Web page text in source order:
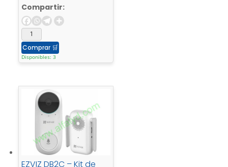
Compartir:
Comprar 🛒
Disponibles: 3
EZVIZ DB2C – Kit de